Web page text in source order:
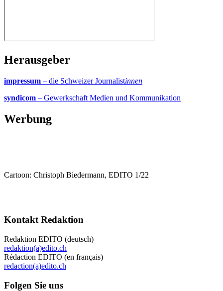
Herausgeber
impressum –die Schweizer Journalistinnen
syndicom – Gewerkschaft Medien und Kommunikation
Werbung
Cartoon: Christoph Biedermann, EDITO 1/22
Kontakt Redaktion
Redaktion EDITO (deutsch)
redaktion(a)edito.ch
Rédaction EDITO (en français)
redaction(a)edito.ch
Folgen Sie uns